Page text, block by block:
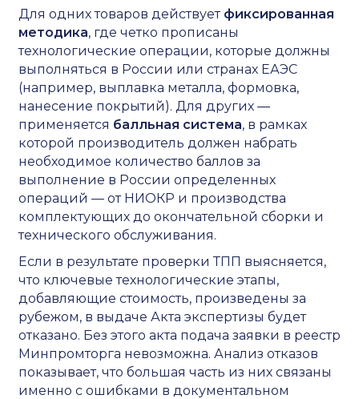
Для одних товаров действует фиксированная
методика, где четко прописаны
технологические операции, которые должны
выполняться в России или странах ЕАЭС
(например, выплавка металла, формовка,
нанесение покрытий). Для других ―
применяется балльная система, в рамках
которой производитель должен набрать
необходимое количество баллов за
выполнение в России определенных
операций — от НИОКР и производства
комплектующих до окончательной сборки и
технического обслуживания.
Если в результате проверки ТПП выясняется,
что ключевые технологические этапы,
добавляющие стоимость, произведены за
рубежом, в выдаче Акта экспертизы будет
отказано. Без этого акта подача заявки в реестр
Минпромторга невозможна. Анализ отказов
показывает, что большая часть из них связаны
именно с ошибками в документальном